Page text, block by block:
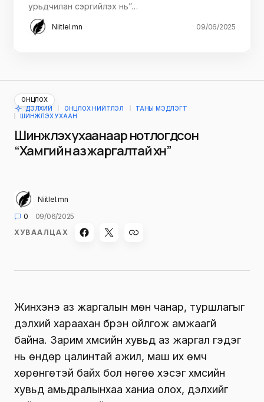
урьдчилан сэргийлэх нь”…
Niitlel.mn 09/06/2025
ОНЦЛОХ
ДЭЛХИЙ
ОНЦЛОХ НИЙТЛЭЛ
ТАНЫ МЭДЛЭГТ
ШИНЖЛЭХ УХААН
Шинжлэх ухаанаар нотлогдсон
“Хамгийн аз жаргалтай хүн”
Niitlel.mn
0
09/06/2025
ХУВААЛЦАХ
Жинхэнэ аз жаргалын мөн чанар, туршлагыг
дэлхий хараахан бүрэн ойлгож амжаагүй
байна. Зарим хүмүүсийн хувьд аз жаргал гэдэг
нь өндөр цалинтай ажил, маш их өмч
хөрөнгөтэй байх бол нөгөө хэсэг хүмүүсийн
хувьд амьдралынхаа ханиа олох, дэлхийг